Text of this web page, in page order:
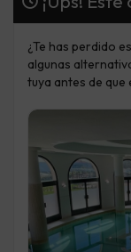
¿Te has perdido
algunas
tuya antes de que